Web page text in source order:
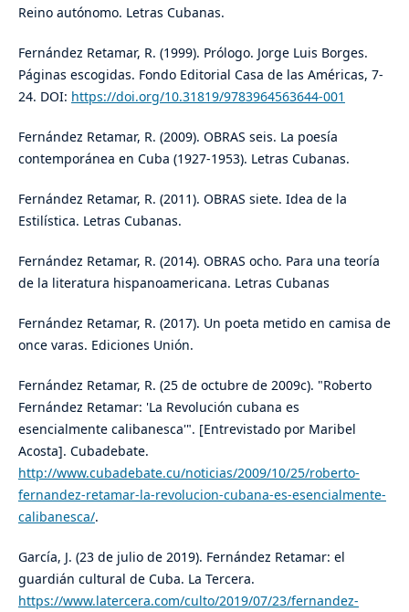
Reino autónomo. Letras Cubanas.
Fernández Retamar, R. (1999). Prólogo. Jorge Luis Borges.
Páginas escogidas. Fondo Editorial Casa de las Américas, 7-
24. DOI: https://doi.org/10.31819/9783964563644-001
Fernández Retamar, R. (2009). OBRAS seis. La poesía
contemporánea en Cuba (1927-1953). Letras Cubanas.
Fernández Retamar, R. (2011). OBRAS siete. Idea de la
Estilística. Letras Cubanas.
Fernández Retamar, R. (2014). OBRAS ocho. Para una teoría
de la literatura hispanoamericana. Letras Cubanas
Fernández Retamar, R. (2017). Un poeta metido en camisa de
once varas. Ediciones Unión.
Fernández Retamar, R. (25 de octubre de 2009c). "Roberto
Fernández Retamar: 'La Revolución cubana es
esencialmente calibanesca'". [Entrevistado por Maribel
Acosta]. Cubadebate.
http://www.cubadebate.cu/noticias/2009/10/25/roberto-
fernandez-retamar-la-revolucion-cubana-es-esencialmente-
calibanesca/.
García, J. (23 de julio de 2019). Fernández Retamar: el
guardián cultural de Cuba. La Tercera.
https://www.latercera.com/culto/2019/07/23/fernandez-